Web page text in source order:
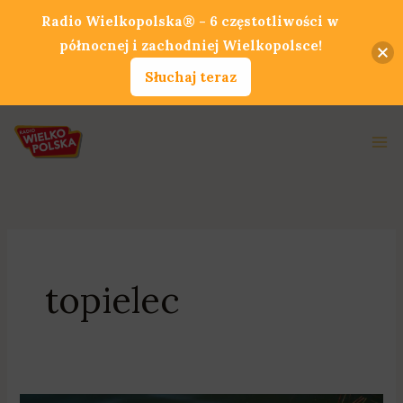
topielec
Radio Wielkopolska® - 6 częstotliwości w
północnej i zachodniej Wielkopolsce!
Słuchaj teraz